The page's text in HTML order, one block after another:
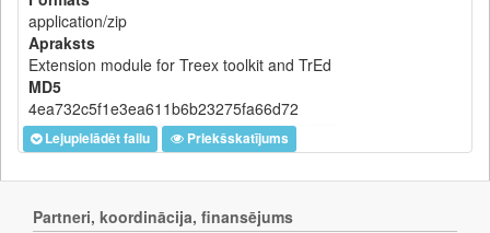
application/zip
Apraksts
Extension module for Treex toolkit and TrEd
MD5
4ea732c5f1e3ea611b6b23275fa66d72
Lejupielādēt failu Priekšskatījums
Partneri, koordinācija, finansējums